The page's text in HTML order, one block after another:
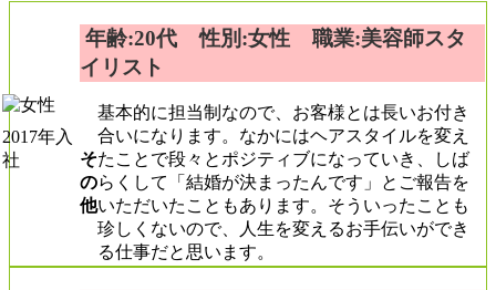
2017年入
社
年齢:20代 性別:女性 職業:美容師スタ
イリスト
そ
の
他
基本的に担当制なので、お客様とは長いお付き
合いになります。なかにはヘアスタイルを変え
たことで段々とポジティブになっていき、しば
らくして「結婚が決まったんです」とご報告を
いただいたこともあります。そういったことも
珍しくないので、人生を変えるお手伝いができ
る仕事だと思います。